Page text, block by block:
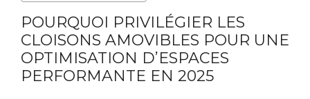
POURQUOI PRIVILÉGIER LES
CLOISONS AMOVIBLES POUR UNE
OPTIMISATION D’ESPACES
PERFORMANTE EN 2025